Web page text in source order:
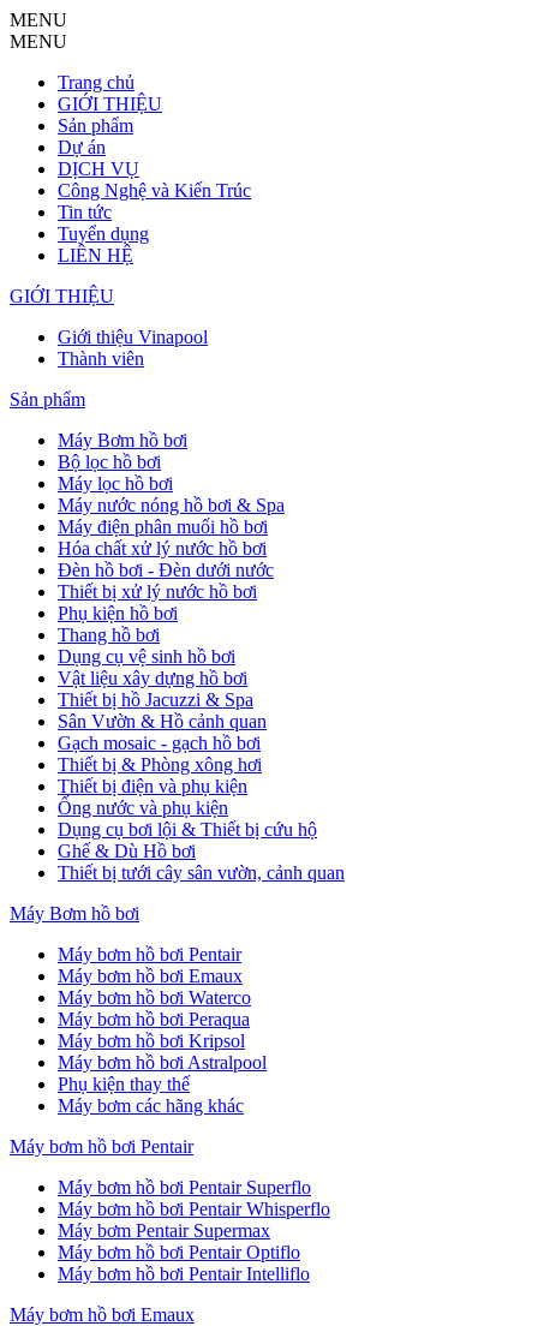
MENU
MENU
Trang chủ
GIỚI THIỆU
Sản phẩm
Dự án
DỊCH VỤ
Công Nghệ và Kiến Trúc
Tin tức
Tuyển dụng
LIÊN HỆ
GIỚI THIỆU
Giới thiệu Vinapool
Thành viên
Sản phẩm
Máy Bơm hồ bơi
Bộ lọc hồ bơi
Máy lọc hồ bơi
Máy nước nóng hồ bơi & Spa
Máy điện phân muối hồ bơi
Hóa chất xử lý nước hồ bơi
Đèn hồ bơi - Đèn dưới nước
Thiết bị xử lý nước hồ bơi
Phụ kiện hồ bơi
Thang hồ bơi
Dụng cụ vệ sinh hồ bơi
Vật liệu xây dựng hồ bơi
Thiết bị hồ Jacuzzi & Spa
Sân Vườn & Hồ cảnh quan
Gạch mosaic - gạch hồ bơi
Thiết bị & Phòng xông hơi
Thiết bị điện và phụ kiện
Ống nước và phụ kiện
Dụng cụ bơi lội & Thiết bị cứu hộ
Ghế & Dù Hồ bơi
Thiết bị tưới cây sân vườn, cảnh quan
Máy Bơm hồ bơi
Máy bơm hồ bơi Pentair
Máy bơm hồ bơi Emaux
Máy bơm hồ bơi Waterco
Máy bơm hồ bơi Peraqua
Máy bơm hồ bơi Kripsol
Máy bơm hồ bơi Astralpool
Phụ kiện thay thế
Máy bơm các hãng khác
Máy bơm hồ bơi Pentair
Máy bơm hồ bơi Pentair Superflo
Máy bơm hồ bơi Pentair Whisperflo
Máy bơm Pentair Supermax
Máy bơm hồ bơi Pentair Optiflo
Máy bơm hồ bơi Pentair Intelliflo
Máy bơm hồ bơi Emaux